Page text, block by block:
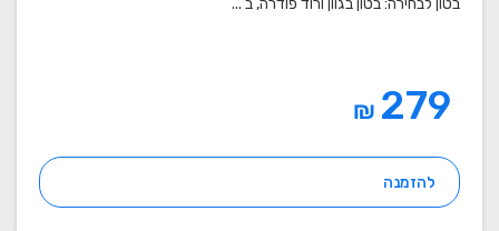
בטון לבחירה: בטון בגוון ורוד פודרה, ב ...
₪
להזמנה